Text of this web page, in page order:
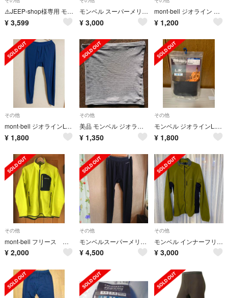
⚠️JEEP-shop様専用 モンベル サポーテックライトタイツ Men's
¥ 3,599
モンベル スーパーメリノウール L.W. タイツ
¥ 3,000
mont-bell ジオライン L.W. ウエストウォーマー
¥ 1,200
その他
mont-bell ジオラインLWタイツ メンズ Lサイズ ネイビー
¥ 1,800
その他
美品 モンベル ジオライン L.W ウエストウォーマー 腹巻き M
¥ 1,350
その他
モンベル ジオラインL.W半袖ブラック
¥ 1,800
その他
mont-bell フリース メンズS
¥ 2,000
その他
モンベルスーパーメリノウールアンダーウエアエクスペディション
¥ 4,500
その他
モンベル インナーフリース
¥ 3,000